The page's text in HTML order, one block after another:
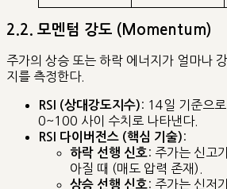
2.2. 모멘텀 강도 (Momentum)
주가의 상승 또는 하락 에너지가 얼마나
지를 측정한다.
RSI (상대강도지수) : 14일 기준으
0~100 사이 수치로 나타낸다.
RSI 다이버전스 (핵심 기술) :
하락 선행 신호: 주가는 신고
아질 때 (매도 압력 존재).
상승 선행 신호: 주가는 신저